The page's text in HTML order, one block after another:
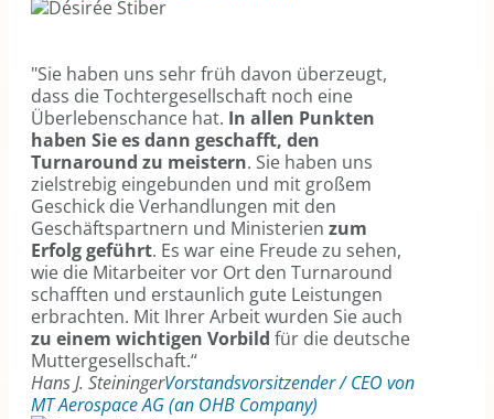
"Sie haben uns sehr früh davon überzeugt,
dass die Tochtergesellschaft noch eine
Überlebenschance hat. In allen Punkten
haben Sie es dann geschafft, den
Turnaround zu meistern. Sie haben uns
zielstrebig eingebunden und mit großem
Geschick die Verhandlungen mit den
Geschäftspartnern und Ministerien zum
Erfolg geführt. Es war eine Freude zu sehen,
wie die Mitarbeiter vor Ort den Turnaround
schafften und erstaunlich gute Leistungen
erbrachten. Mit Ihrer Arbeit wurden Sie auch
zu einem wichtigen Vorbild für die deutsche
Muttergesellschaft.“
Hans J. SteiningerVorstandsvorsitzender / CEO von
MT Aerospace AG (an OHB Company)